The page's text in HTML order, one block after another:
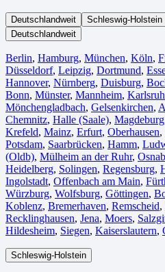
Deutschlandweit Schleswig-Holstein
Deutschlandweit
Berlin⁠, Hamburg, München, Köln⁠,
Düsseldorf, Leipzig, Dortmund,
Hannover, Nürnberg, Duisburg⁠,
Bonn⁠, Münster⁠, Mannheim,
Mönchengladbach⁠, Gelsenkirchen⁠,
Chemnitz⁠, Halle (Saale)⁠, Magdeburg
Krefeld⁠, Mainz⁠, Erfurt, Oberhausen⁠,
Potsdam, Saarbrücken⁠, Hamm,
(Oldb), Mülheim an der Ruhr,
Heidelberg, Solingen, Regensburg,
Ingolstadt, Offenbach am Main,
Würzburg, Wolfsburg⁠, Göttingen,
Koblenz, Bremerhaven⁠, Remscheid,
Recklinghausen, Jena⁠, Moers⁠,
Hildesheim⁠, Siegen⁠, Kaiserslautern⁠,
Schleswig-Holstein